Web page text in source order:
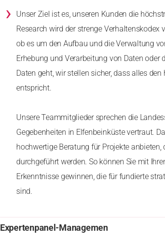
›
Unser Ziel ist es, unseren Kunden die
Research wird der strenge Verhaltenskodex
ob es um den Aufbau und die Verwaltung
Erhebung und Verarbeitung von Daten oder
Daten geht, wir stellen sicher, dass alles
entspricht.
Unsere Teammitglieder sprechen die
Gegebenheiten in Elfenbeinküste vertraut.
hochwertige Beratung für Projekte
durchgeführt werden. So können Sie mit
Erkenntnisse gewinnen, die für fundierte
sind.
Expertenpanel-Managemen